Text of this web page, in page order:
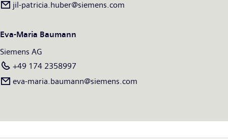
jil-patricia.huber@siemens.com
Eva-Maria Baumann
Siemens AG
+49 174 2358997
eva-maria.baumann@siemens.com